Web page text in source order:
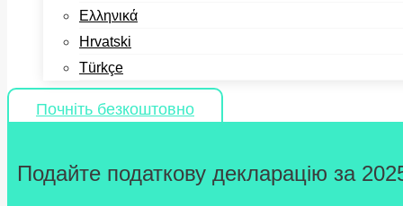
Ελληνικά
Hrvatski
Türkçe
Почніть безкоштовно
Подайте податкову декларацію за